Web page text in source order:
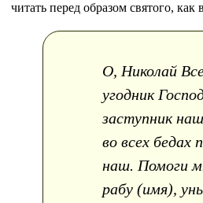
читать перед образом святого, как
О, Николай
угодник
заступник
во всех бедах
наш. Помоги
рабу (имя),